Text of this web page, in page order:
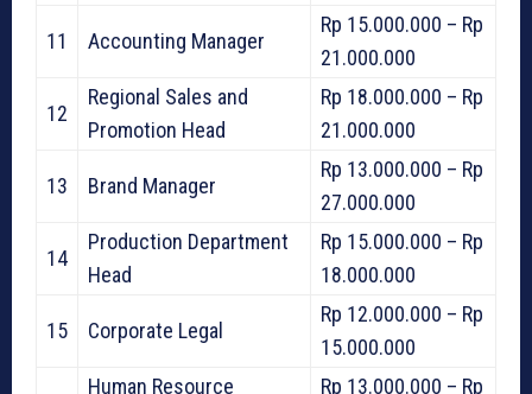
11 Accounting Manager
Rp 15.000.000 – Rp
21.000.000
12
Regional Sales and
Promotion Head
Rp 18.000.000 – Rp
21.000.000
13 Brand Manager
Rp 13.000.000 – Rp
27.000.000
14
Production Department
Head
Rp 15.000.000 – Rp
18.000.000
15 Corporate Legal
Rp 12.000.000 – Rp
15.000.000
Human Resource Rp 13.000.000 – Rp